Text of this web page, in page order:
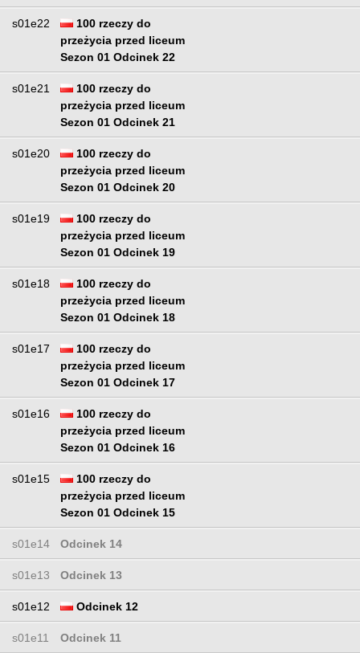
s01e22
100 rzeczy do
przeżycia przed liceum
Sezon 01 Odcinek 22
s01e21
100 rzeczy do
przeżycia przed liceum
Sezon 01 Odcinek 21
s01e20
100 rzeczy do
przeżycia przed liceum
Sezon 01 Odcinek 20
s01e19
100 rzeczy do
przeżycia przed liceum
Sezon 01 Odcinek 19
s01e18
100 rzeczy do
przeżycia przed liceum
Sezon 01 Odcinek 18
s01e17
100 rzeczy do
przeżycia przed liceum
Sezon 01 Odcinek 17
s01e16
100 rzeczy do
przeżycia przed liceum
Sezon 01 Odcinek 16
s01e15
100 rzeczy do
przeżycia przed liceum
Sezon 01 Odcinek 15
s01e14 Odcinek 14
s01e13 Odcinek 13
s01e12 Odcinek 12
s01e11 Odcinek 11